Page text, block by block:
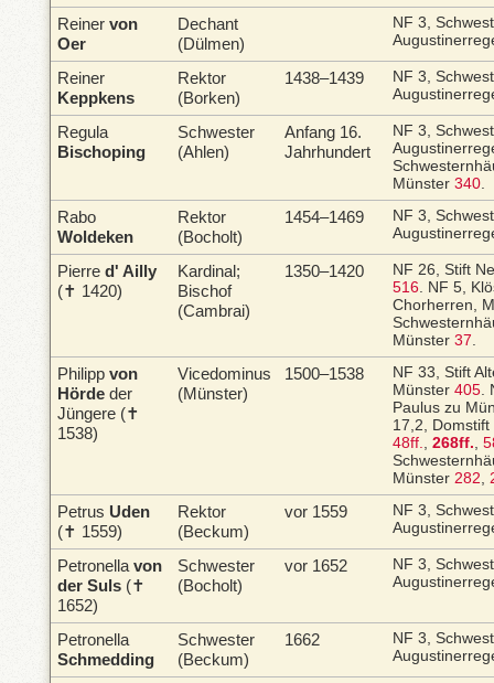
Reiner von
Oer
Dechant
(Dülmen)
NF 3,
Reiner
Keppkens
Rektor
(Borken)
1438–1439
NF 3,
Regula
Bischoping
Schwester
(Ahlen)
Anfang 16.
Jahrhundert
NF 3,
Münster 340.
Rabo
Woldeken
Rektor
(Bocholt)
1454–1469
NF 3,
Pierre d' Ailly
(✝ 1420)
Kardinal;
Bischof
(Cambrai)
1350–1420
NF 26, Stift
516. NF 5,
Chorherren,
Münster 37.
Philipp von
Hörde der
Jüngere (✝
1538)
Vicedominus
(Münster)
1500–1538
NF 33, Stift
Münster 405.
Paulus zu
17,2,
48ff., 268ff.,
Münster 282,
Petrus Uden
(✝ 1559)
Rektor
(Beckum)
vor 1559
NF 3,
Petronella von
der Suls (✝
1652)
Schwester
(Bocholt)
vor 1652
NF 3,
Petronella
Schmedding
Schwester
(Beckum)
1662
NF 3,